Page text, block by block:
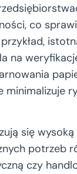
co
na
się wysoką
potrzeb
czy